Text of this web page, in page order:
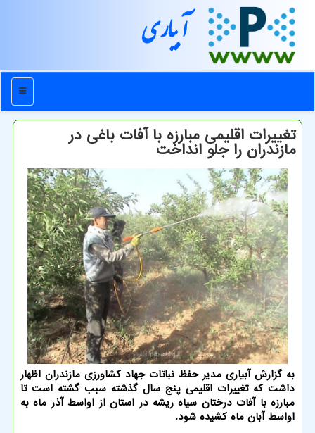
آبیاری
منو
تغییرات اقلیمی مبارزه با آفات باغی در
مازندران را جلو انداخت
به گزارش آبیاری مدیر حفظ نباتات جهاد كشاورزی مازندران اظهار
داشت كه تغییرات اقلیمی پنج سال گذشته سبب گشته است تا
مبارزه با آفات درختان سیاه ریشه در استان از اواسط آذر ماه به
اواسط آبان ماه كشیده شود.